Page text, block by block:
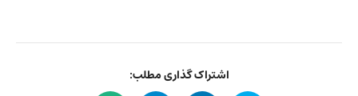
اشتراک گذاری مطلب: